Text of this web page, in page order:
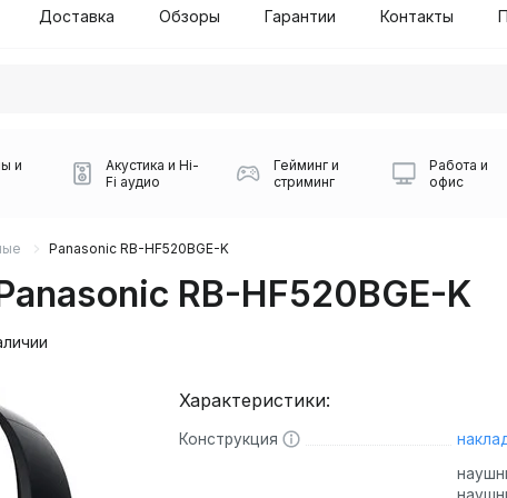
2-й этаж, 10
Доставка Обзоры Гарантии Контакты
Игровые наушники
и
Микрофоны BOYA
Акустика и Hi-
Fi аудио
Портативные колонки
Гейминг и
стриминг
Игровые мыши Logitech
Работа и
офис
Наборы периферии
Panasonic RB-HF520BGE-K
RB-HF520BGE-K
Характеристики:
Конструкция